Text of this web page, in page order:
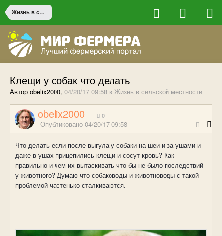
Жизнь в сельской местности
Клещи у собак что делать
Автор obelix2000, 04/20/17 09:58 в Жизнь в сельской местности
obelix2000 0
Опубликовано 04/20/17 09:58
Что делать если после выгула у собаки на шеи и за ушами и
даже в ушах прицепились клещи и сосут кровь? Как
правильно и чем их вытаскивать что бы не было последствий
у животного? Думаю что собаководы и животноводы с такой
проблемой частенько сталкиваются.